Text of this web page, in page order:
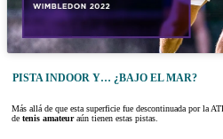
PISTA INDOOR Y… ¿BAJO EL MAR?
Más allá de que esta superficie fue descontinuada por la
de tenis amateuraún tienen estas pistas.